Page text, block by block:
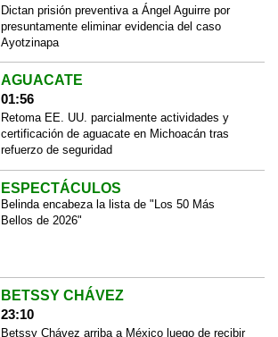
Dictan prisión preventiva a Ángel Aguirre por
presuntamente eliminar evidencia del caso
Ayotzinapa
AGUACATE
01:56
Retoma EE. UU. parcialmente actividades y
certificación de aguacate en Michoacán tras
refuerzo de seguridad
ESPECTÁCULOS
Belinda encabeza la lista de "Los 50 Más
Bellos de 2026"
BETSSY CHÁVEZ
23:10
Betssy Chávez arriba a México luego de recibir